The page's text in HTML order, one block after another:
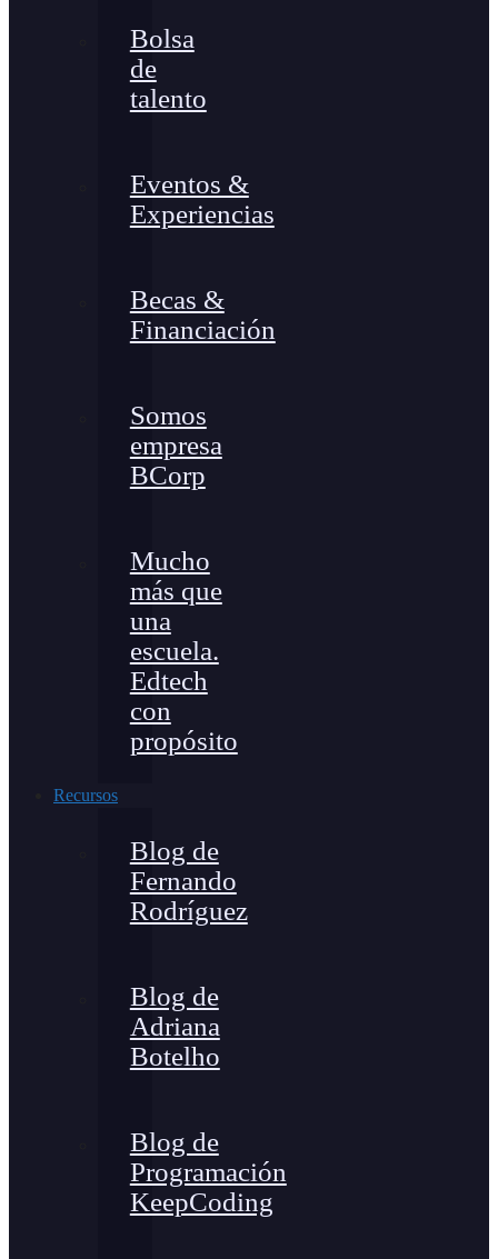
Bolsa
de
talento
Eventos &
Experiencias
Becas &
Financiación
Somos
empresa
BCorp
Mucho
más que
una
escuela.
Edtech
con
propósito
Recursos
Blog de
Fernando
Rodríguez
Blog de
Adriana
Botelho
Blog de
Programación
KeepCoding